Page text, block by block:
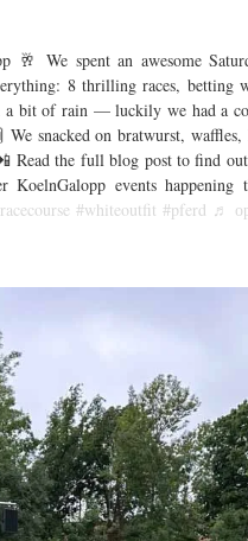
🥂 We spent an awesome
8 thrilling races, betting
a bit of rain — luckily we had a
snacked on bratwurst,
Read the full blog post to find
events happening
#whiteoutfit #pferd ♬